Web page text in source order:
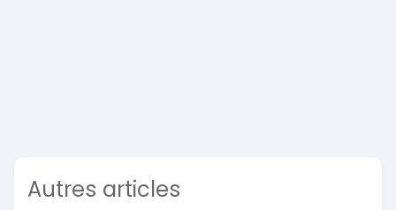
Autres articles